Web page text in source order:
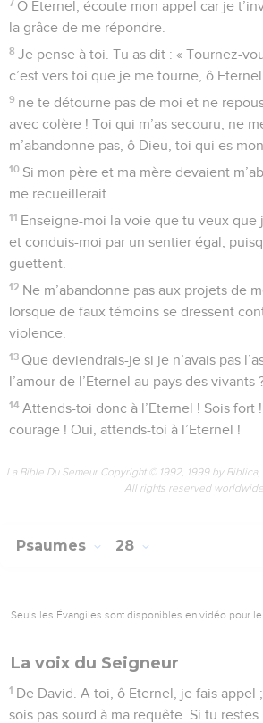
7 O Eternel, écoute mon appel car je
la grâce de me répondre.
8 Je pense à toi. Tu as dit : « Tournez-
c’est vers toi que je me tourne, ô Eternel,
9 ne te détourne pas de moi et ne
avec colère ! Toi qui m’as secouru, ne
m’abandonne pas, ô Dieu, toi qui es
10 Si mon père et ma mère devaient
me recueillerait.
11 Enseigne-moi la voie que tu veux que
et conduis-moi par un sentier égal,
guettent.
12 Ne m’abandonne pas aux projets de
lorsque de faux témoins se dressent
violence.
13 Que deviendrais-je si je n’avais pas
l’amour de l’Eternel au pays des vivants
14 Attends-toi donc à l’Eternel ! Sois fort
courage ! Oui, attends-toi à l’Eternel !
La Bible Du Semeur Copyright © 1992, 1999 by
All rights reserved worldwide.
Psaumes 28
Seuls les Évangiles sont disponibles en vidéo pour le
La voix du Seigneur
1 De David. A toi, ô Eternel, je fais appel
sois pas sourd à ma requête. Si tu